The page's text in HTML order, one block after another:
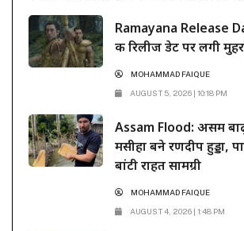
है। रिलीज के...
Ramayana Release
की रिलीज डेट पर लगी मुहर
MOHAMMAD FAIQUE
AUGUST 5, 2026 | 10:18 PM
Assam Flood: असम
मसीहा बने रणदीप हुड्डा,
बांटी राहत सामग्री
MOHAMMAD FAIQUE
AUGUST 4, 2026 | 1:48 PM